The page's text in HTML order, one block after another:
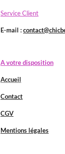
Service Client
E-mail :
A votre disposition
Accueil
Contact
CGV
Mentions légales